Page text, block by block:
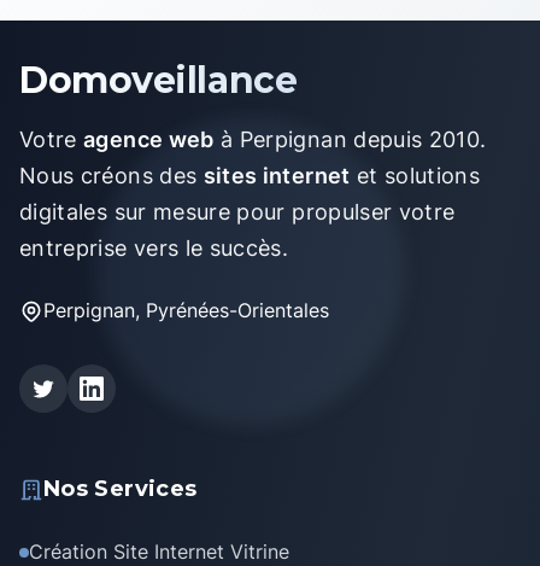
Domoveillance
Votreagence web à Perpignan depuis 2010.
Nous créons des sites internet et solutions
digitales sur mesure pour propulser votre
entreprise vers le succès.
Perpignan, Pyrénées-Orientales
Nos Services
Création Site Internet Vitrine